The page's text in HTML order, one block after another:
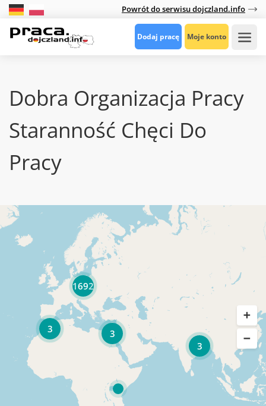
Powrót do serwisu dojczland.info
Dodaj pracę Moje konto
Dobra Organizacja Pracy
Staranność Chęci Do
Pracy
3
3
3
1692